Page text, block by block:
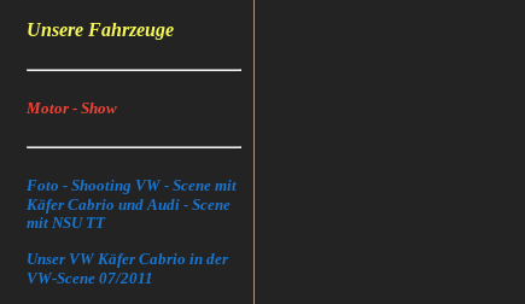
Unsere Fahrzeuge
Motor - Show
Foto - Shooting VW - Scene mit
Käfer Cabrio und Audi - Scene
mit NSU TT
Unser VW Käfer Cabrio in der
VW-Scene 07/2011